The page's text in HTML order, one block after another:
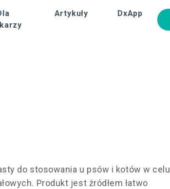
Artykuły DxApp
do stosowania u psów i kotów w celu
Produkt jest źródłem łatwo